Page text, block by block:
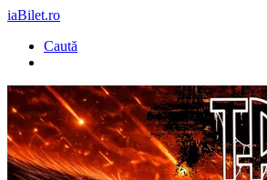
iaBilet.ro
Caută